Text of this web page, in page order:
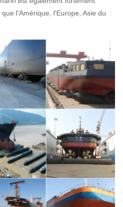
l'Amérique, l'Europe, Asie du